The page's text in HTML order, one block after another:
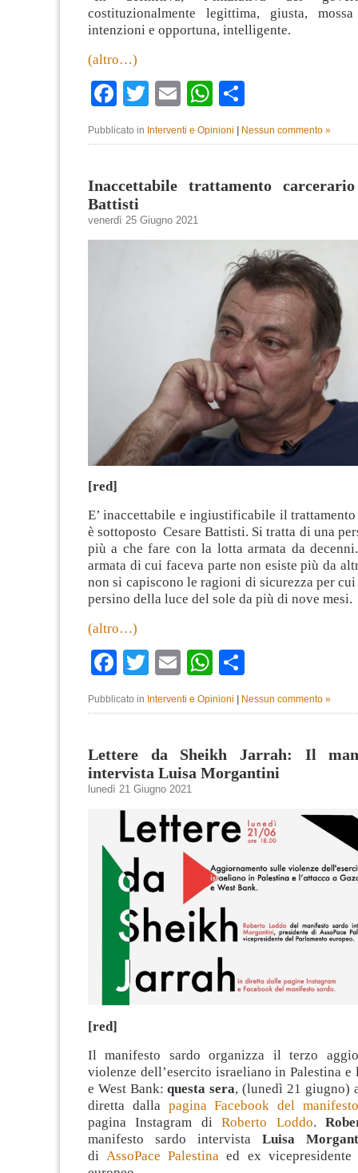
costituzionalmente legittima, giusta,
intenzioni e opportuna, intelligente.
(altro…)
Facebook
TwitterEmailWhatsApp
Pubblicato in Interventi e Opinioni | Nessun commento »
Inaccettabile trattamento
Battisti
venerdì 25 Giugno 2021
[red]
E’ inaccettabile e ingiustificabile il
è sottoposto Cesare Battisti. Si tratta di una
più a che fare con la lotta armata da
armata di cui faceva parte non esiste più da
non si capiscono le ragioni di sicurezza per
persino della luce del sole da più di nove mesi.
(altro…)
Facebook
TwitterEmailWhatsApp
Pubblicato in Interventi e Opinioni Nessun commento »
Lettere da Sheikh Jarrah: Il
intervista Luisa Morgantini
lunedì 21 Giugno 2021
[red]
Il manifesto sardo organizza il terzo
violenze dell’esercito israeliano in Palestina e
e West Bank:questa sera, (lunedì 21 giugno)
diretta dalla pagina Facebook del
pagina Instagram diRoberto Loddo.
manifesto sardo intervista Luisa
diAssoPace Palestina ed ex vicepresidente